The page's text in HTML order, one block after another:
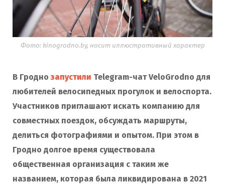
Фото: kinogrodno.by, носит иллюстративный характер
В Гроднозапустили Telegram-чат VeloGrodno для
любителей велосипедных прогулок и велоспорта.
Участников приглашают искать компанию для
совместных поездок, обсуждать маршруты,
делиться фотографиями и опытом. При этом в
Гродно долгое время существовала
общественная организация с таким же
названием, которая была ликвидирована в 2021